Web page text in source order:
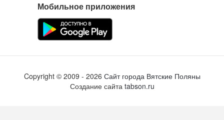
Мобильное приложения
Copyright © 2009 - 2026 Сайт города Вятские Поляны
Создание сайта tabson.ru